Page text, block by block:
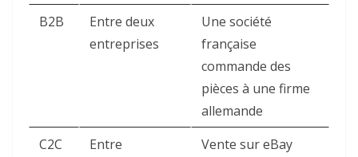
B2B
Entre deux
entreprises
Une société
française
commande des
pièces à une firme
allemande
C2C
Entre
Vente sur eBay